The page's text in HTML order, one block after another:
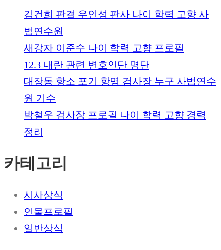
김건희 판결 우인성 판사 나이 학력 고향 사
법연수원
새강자 이준수 나이 학력 고향 프로필
12.3 내란 관련 변호인단 명단
대장동 항소 포기 항명 검사장 누구 사법연수
원 기수
박철우 검사장 프로필 나이 학력 고향 경력
정리
카테고리
시사상식
인물프로필
일반상식